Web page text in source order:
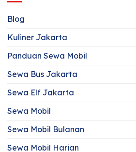
Blog
Kuliner Jakarta
Panduan Sewa Mobil
Sewa Bus Jakarta
Sewa Elf Jakarta
Sewa Mobil
Sewa Mobil Bulanan
Sewa Mobil Harian